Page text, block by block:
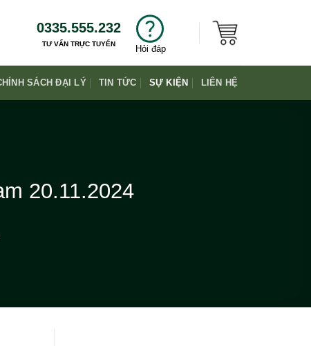
0335.555.232
TƯ VẤN TRỰC TUYẾN Hỏi đáp
SÁCH ĐẠI LÝ TIN TỨC SỰ KIỆN LIÊN HỆ
20.11.2024